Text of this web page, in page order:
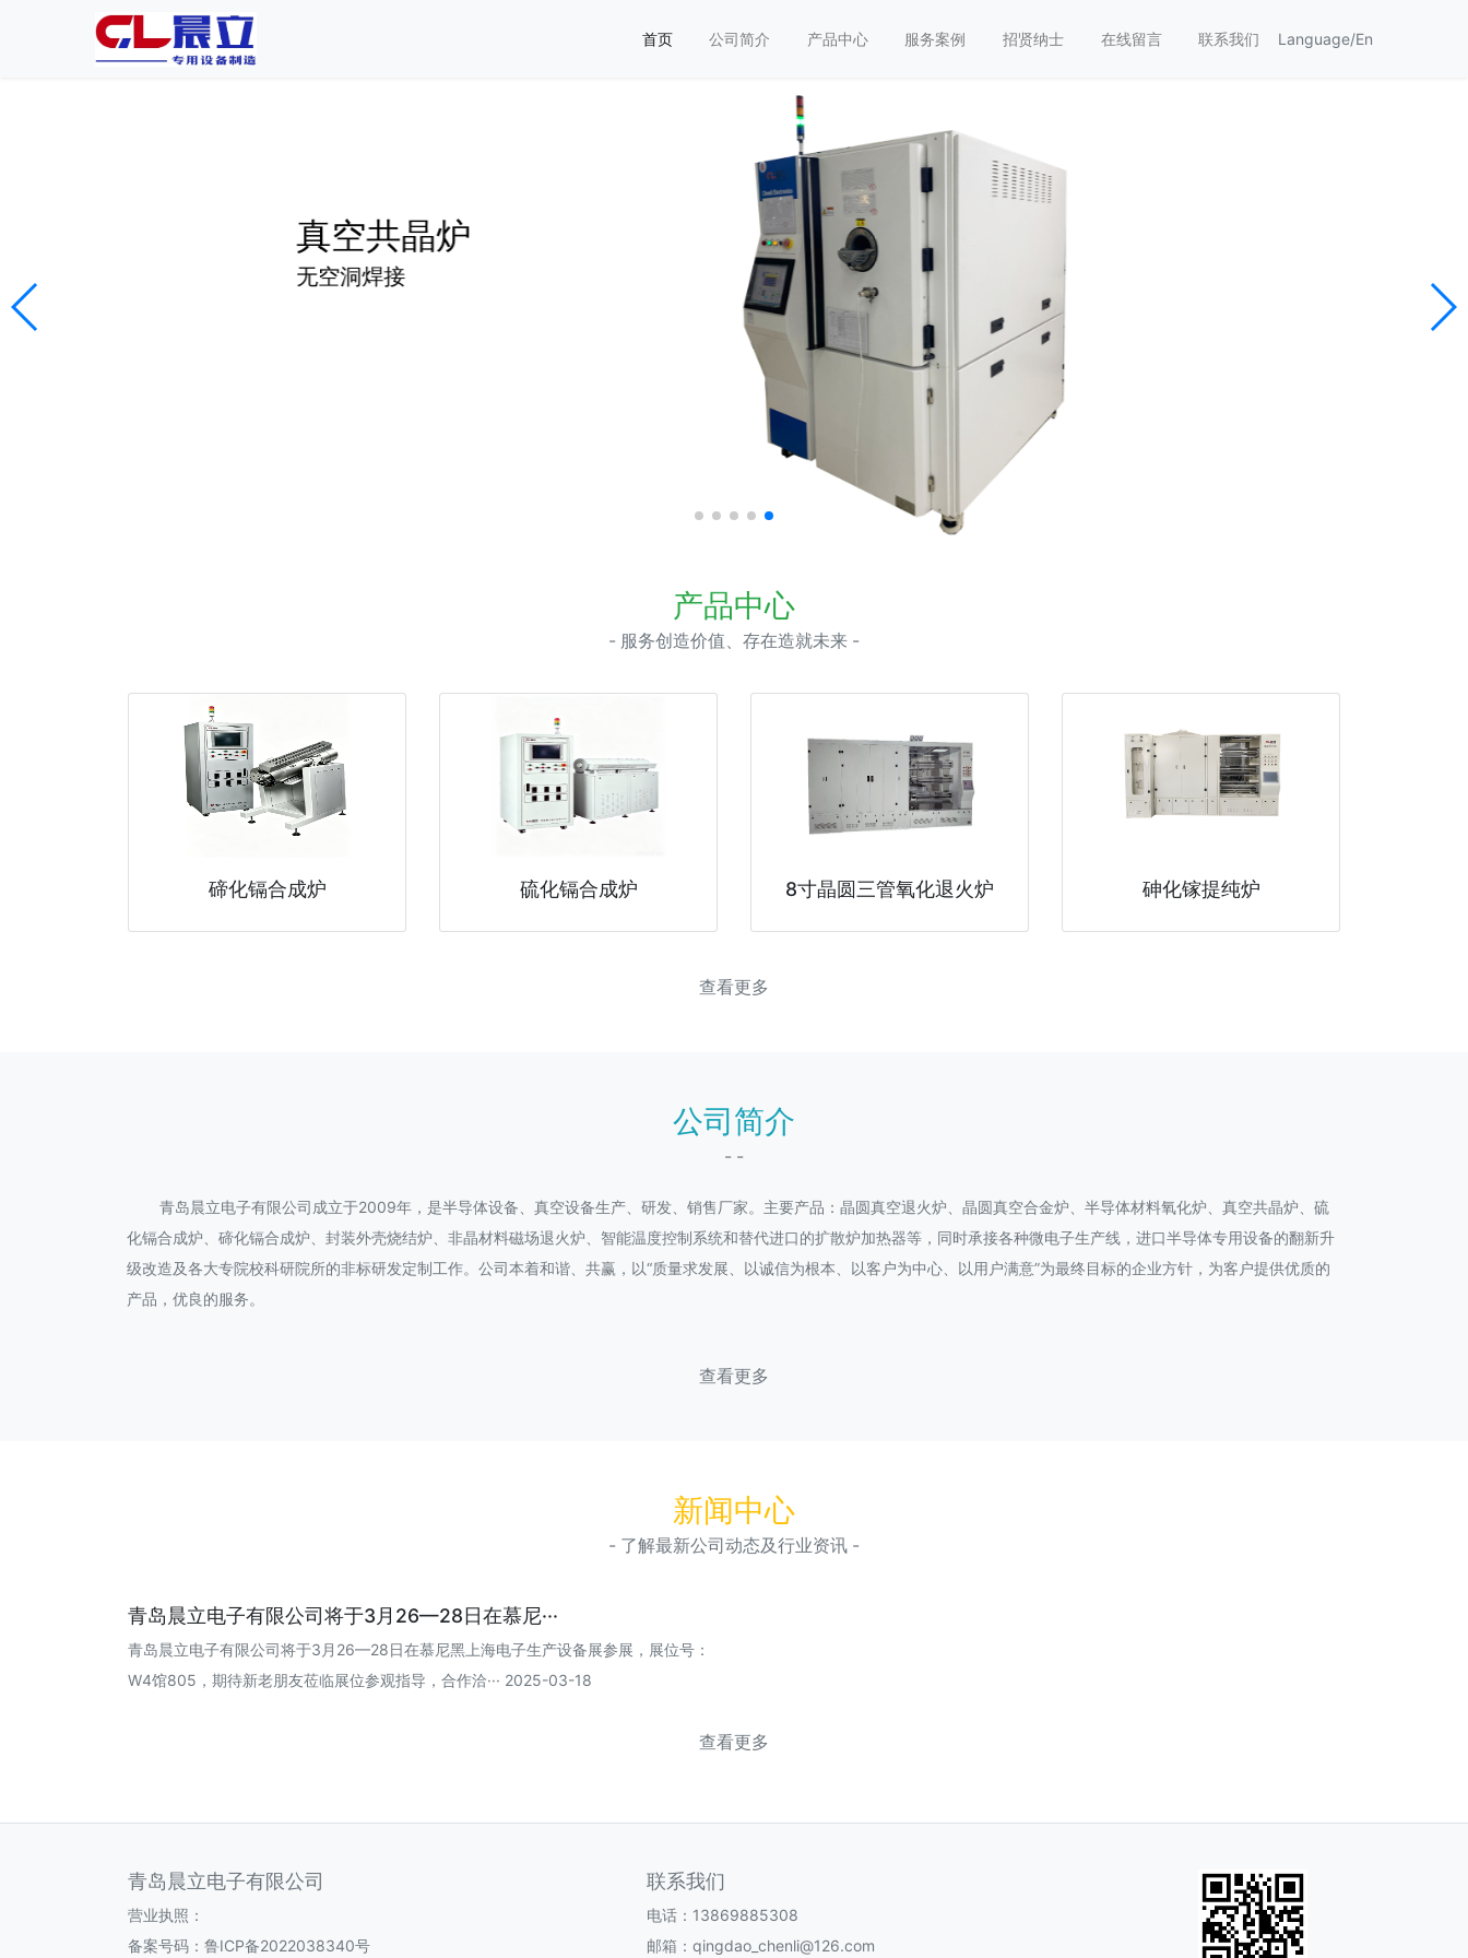
首页 公司简介 产品中心 服务案例 招贤纳士 在线留言 联系我们 Language/En
真空共晶炉
产品中心
- 服务创造价值、存在造就未来 -
碲化镉合成炉 硫化镉合成炉 8寸晶圆三管氧化退火炉 砷化镓提纯炉
查看更多
公司简介
- -
青岛晨立电子有限公司成立于2009年，是半导体设备、真空设备生产、研发、销售厂家。主要产品：晶圆真空退火炉、晶圆真空合金炉、半导体材料氧化炉、真空共晶炉、硫
化镉合成炉、碲化镉合成炉、封装外壳烧结炉、非晶材料磁场退火炉、智能温度控制系统和替代进口的扩散炉加热器等，同时承接各种微电子生产线，进口半导体专用设备的翻新升
级改造及各大专院校科研院所的非标研发定制工作。公司本着和谐、共赢，以“质量求发展、以诚信为根本、以客户为中心、以用户满意”为最终目标的企业方针，为客户提供优质的
产品，优良的服务。
查看更多
新闻中心
- 了解最新公司动态及行业资讯 -
青岛晨立电子有限公司将于3月26—28日在慕尼···
青岛晨立电子有限公司将于3月26—28日在慕尼黑上海电子生产设备展参展，展位号：
W4馆805，期待新老朋友莅临展位参观指导，合作洽··· 2025-03-18
查看更多
青岛晨立电子有限公司
营业执照：
备案号码： 鲁ICP备2022038340号
联系我们
电话：13869885308
邮箱：qingdao_chenli@126.com